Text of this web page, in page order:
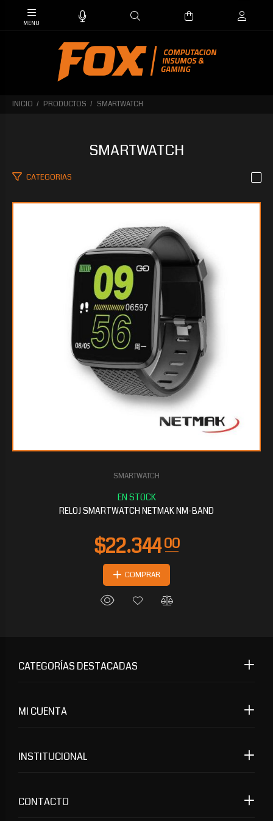
INICIO PRODUCTOS SMARTWATCH
SMARTWATCH
CATEGORIAS
SMARTWATCH
RELOJ SMARTWATCH NETMAK NM-BAND
$22.34400
COMPRAR
CATEGORÍAS DESTACADAS
MI CUENTA
INSTITUCIONAL
CONTACTO